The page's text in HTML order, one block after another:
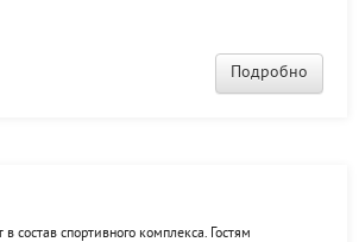
Подробно
состав спортивного комплекса. Гостям